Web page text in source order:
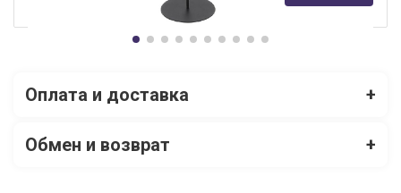
Оплата и доставка +
Обмен и возврат +